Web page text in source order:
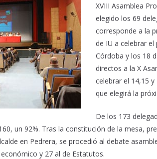
XVIII Asamblea
elegido los 69
corresponde a la
de IU a celebrar
Córdoba y los 18
directos a la X
celebrar el 14,15
que elegirá la
De los 173
un 92%. Tras la constitución de la mesa,
en Pedrera, se procedió al debate
y 27 al de Estatutos.